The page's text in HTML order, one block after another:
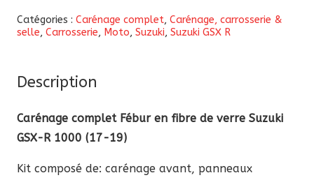
Carénage
complet
de
verre
GSX-
Catégories : Carénage complet, Carénage, carrosserie &
selle, Carrosserie, Moto, Suzuki, Suzuki GSX R
Description
Carénage complet Fébur en fibre de verre Suzuki
GSX-R 1000 (17-19)
Kit composé de: carénage avant, panneaux